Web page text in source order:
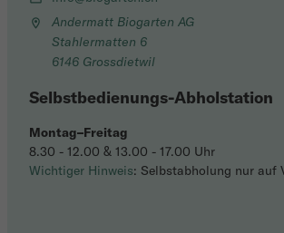
Andermatt Biogarten AG
Stahlermatten 6
6146 Grossdietwil
Selbstbedienungs-Abholstation
Montag–Freitag
8.30 - 12.00 & 13.00 - 17.00 Uhr
Wichtiger Hinweis: Selbstabholung nur auf